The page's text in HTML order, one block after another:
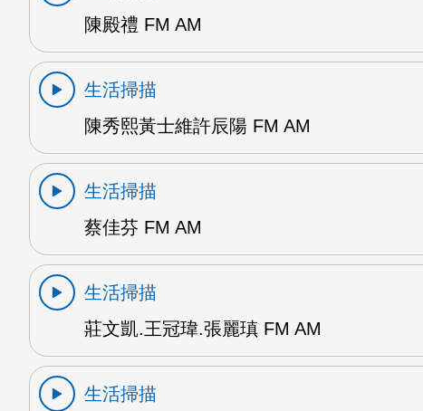
陳殿禮 FM AM
生活掃描
陳秀熙黃士維許辰陽 FM AM
生活掃描
蔡佳芬 FM AM
生活掃描
莊文凱.王冠瑋.張麗瑱 FM AM
生活掃描